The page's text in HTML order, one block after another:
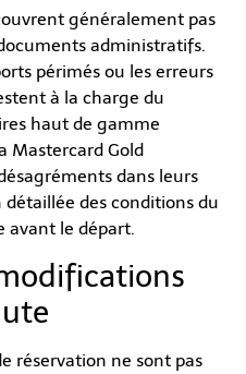
généralement pas
administratifs.
périmés ou les erreurs
à la charge du
haut de gamme
Mastercard Gold
dans leurs
des conditions du
avant le départ.
réservation ne sont pas